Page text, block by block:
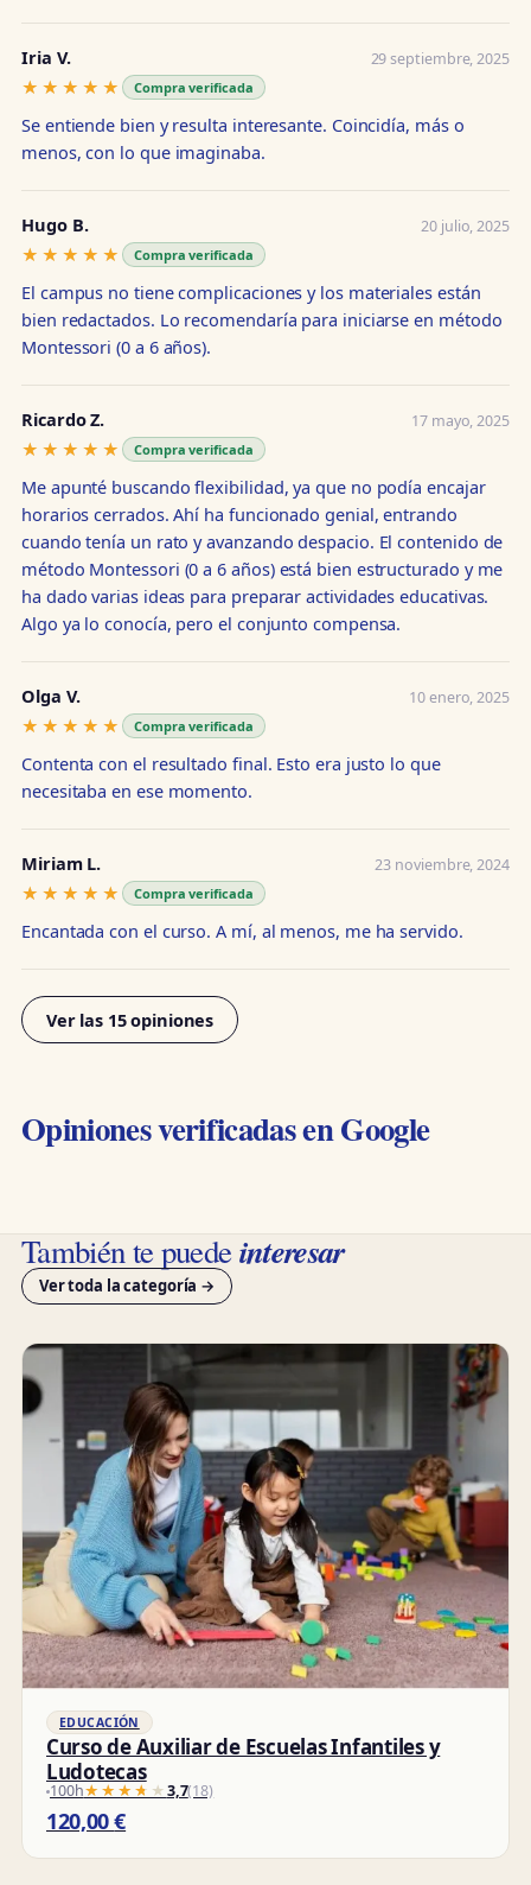
Iria V. 29 septiembre, 2025
★★★★★
★★★★★ Compra verificada
Se entiende bien y resulta interesante. Coincidía, más o
menos, con lo que imaginaba.
Hugo B. 20 julio, 2025
★★★★★
★★★★★ Compra verificada
El campus no tiene complicaciones y los materiales están
bien redactados. Lo recomendaría para iniciarse en método
Montessori (0 a 6 años).
Ricardo Z. 17 mayo, 2025
★★★★★
★★★★★ Compra verificada
Me apunté buscando flexibilidad, ya que no podía encajar
horarios cerrados. Ahí ha funcionado genial, entrando
cuando tenía un rato y avanzando despacio. El contenido de
método Montessori (0 a 6 años) está bien estructurado y me
ha dado varias ideas para preparar actividades educativas.
Algo ya lo conocía, pero el conjunto compensa.
Olga V. 10 enero, 2025
★★★★★
★★★★★ Compra verificada
Contenta con el resultado final. Esto era justo lo que
necesitaba en ese momento.
Miriam L. 23 noviembre, 2024
★★★★★
★★★★★ Compra verificada
Encantada con el curso. A mí, al menos, me ha servido.
Ver las 15 opiniones
Opiniones verificadas en Google
También te puedeinteresar
Ver toda la categoría →
EDUCACIÓN
Curso de Auxiliar de Escuelas Infantiles y
Ludotecas
100h★★★★★
★★★★★3,7(18)
120,00€